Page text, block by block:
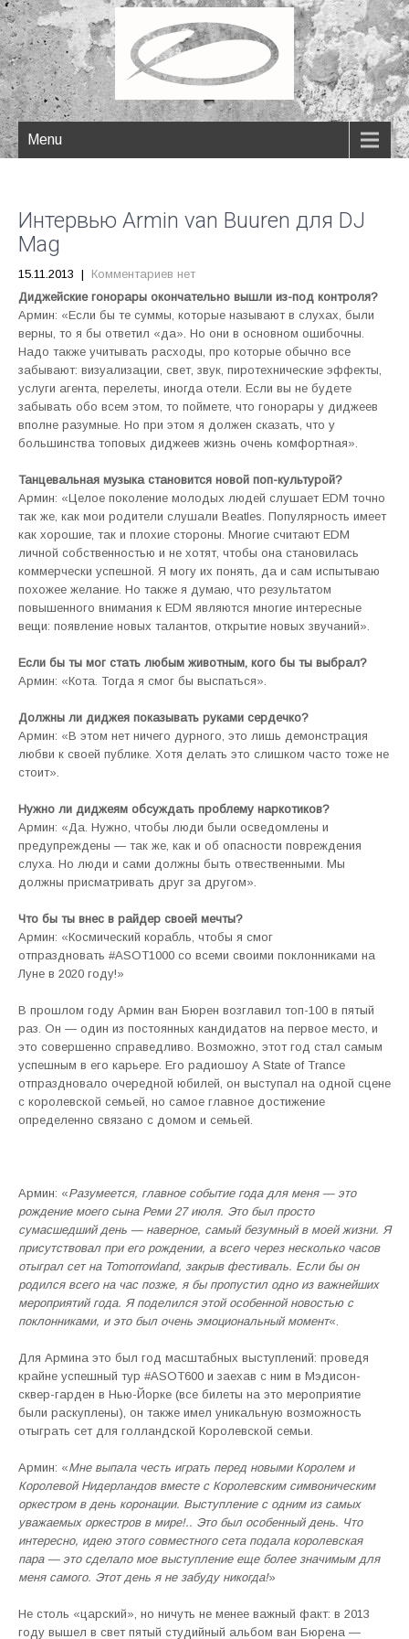
Menu
Интервью Armin van Buuren для DJ
Mag
15.11.2013 | Комментариев нет
Диджейские гонорары окончательно вышли из-под контроля?
Армин: «Если бы те суммы, которые называют в слухах, были
верны, то я бы ответил «да». Но они в основном ошибочны.
Надо также учитывать расходы, про которые обычно все
забывают: визуализации, свет, звук, пиротехнические эффекты,
услуги агента, перелеты, иногда отели. Если вы не будете
забывать обо всем этом, то поймете, что гонорары у диджеев
вполне разумные. Но при этом я должен сказать, что у
большинства топовых диджеев жизнь очень комфортная».
Танцевальная музыка становится новой поп-культурой?
Армин: «Целое поколение молодых людей слушает EDM точно
так же, как мои родители слушали Beatles. Популярность имеет
как хорошие, так и плохие стороны. Многие считают EDM
личной собственностью и не хотят, чтобы она становилась
коммерчески успешной. Я могу их понять, да и сам испытываю
похожее желание. Но также я думаю, что результатом
повышенного внимания к EDM являются многие интересные
вещи: появление новых талантов, открытие новых звучаний».
Если бы ты мог стать любым животным, кого бы ты выбрал?
Армин: «Кота. Тогда я смог бы выспаться».
Должны ли диджея показывать руками сердечко?
Армин: «В этом нет ничего дурного, это лишь демонстрация
любви к своей публике. Хотя делать это слишком часто тоже не
стоит».
Нужно ли диджеям обсуждать проблему наркотиков?
Армин: «Да. Нужно, чтобы люди были осведомлены и
предупреждены — так же, как и об опасности повреждения
слуха. Но люди и сами должны быть отвественными. Мы
должны присматривать друг за другом».
Что бы ты внес в райдер своей мечты?
Армин: «Космический корабль, чтобы я смог
отпраздновать #ASOT1000 со всеми своими поклонниками на
Луне в 2020 году!»
В прошлом году Армин ван Бюрен возглавил топ-100 в пятый
раз. Он — один из постоянных кандидатов на первое место, и
это совершенно справедливо. Возможно, этот год стал самым
успешным в его карьере. Его радиошоу A State of Trance
отпраздновало очередной юбилей, он выступал на одной сцене
с королевской семьей, но самое главное достижение
определенно связано с домом и семьей.
Армин: «Разумеется, главное событие года для меня — это
рождение моего сына Реми 27 июля. Это был просто
сумасшедший день — наверное, самый безумный в моей жизни. Я
присутствовал при его рождении, а всего через несколько часов
отыграл сет на Tomorrowland, закрыв фестиваль. Если бы он
родился всего на час позже, я бы пропустил одно из важнейших
мероприятий года. Я поделился этой особенной новостью с
поклонниками, и это был очень эмоциональный момент«.
Для Армина это был год масштабных выступлений: проведя
крайне успешный тур #ASOT600 и заехав с ним в Мэдисон-
сквер-гарден в Нью-Йорке (все билеты на это мероприятие
были раскуплены), он также имел уникальную возможность
отыграть сет для голландской Королевской семьи.
Армин: «Мне выпала честь играть перед новыми Королем и
Королевой Нидерландов вместе с Королевским симвоническим
оркестром в день коронации. Выступление с одним из самых
уважаемых оркестров в мире!.. Это был особенный день. Что
интересно, идею этого совместного сета подала королевская
пара — это сделало мое выступление еще более значимым для
меня самого. Этот день я не забуду никогда!»
Не столь «царский», но ничуть не менее важный факт: в 2013
году вышел в свет пятый студийный альбом ван Бюрена —